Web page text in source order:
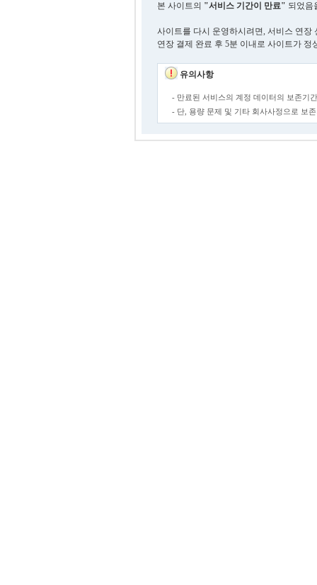
본 사이트의 "서비스 기간이 만료" 되었음
사이트를 다시 운영하시려면, 서비스 연장
연장 결제 완료 후 5분 이내로 사이트가 정
유의사항
- 만료된 서비스의 계정 데이터의 보존기
- 단, 용량 문제 및 기타 회사사정으로 보